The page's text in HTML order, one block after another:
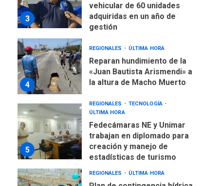
3
vehicular de 60 unidades
adquiridas en un año de
gestión
4
REGIONALES ÚLTIMA HORA
Reparan hundimiento de la
«Juan Bautista Arismendi» a
la altura de Macho Muerto
5
REGIONALES
TECNOLOGÍA
ÚLTIMA HORA
Fedecámaras NE y Unimar
trabajan en diplomado para
creación y manejo de
estadísticas de turismo
REGIONALES ÚLTIMA HORA